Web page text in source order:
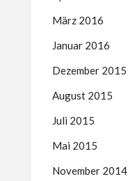
März 2016
Januar 2016
Dezember 2015
August 2015
Juli 2015
Mai 2015
November 2014